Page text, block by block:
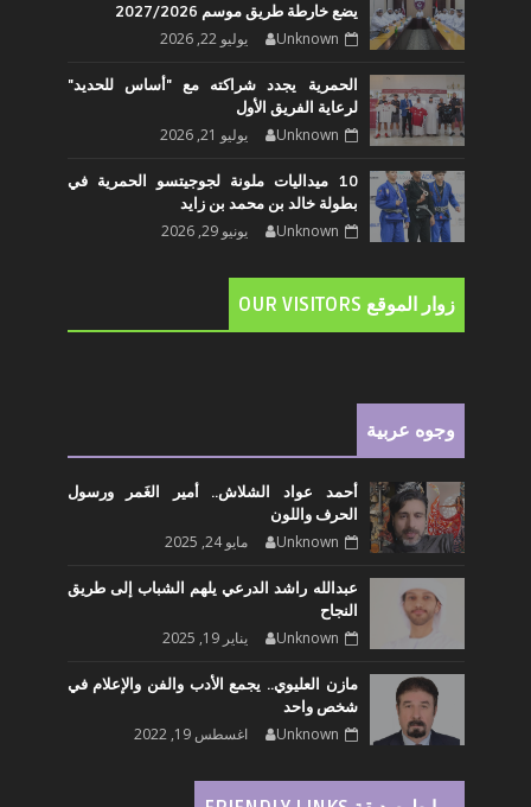
يضع خارطة طريق موسم 2027/2026
Unknown يوليو 22, 2026
الحمرية يجدد شراكته مع "أساس للحديد"
لرعاية الفريق الأول
Unknown يوليو 21, 2026
10 ميداليات ملونة لجوجيتسو الحمرية في
بطولة خالد بن محمد بن زايد
Unknown يونيو 29, 2026
زوار الموقع OUR VISITORS
وجوه عربية
أحمد عواد الشلاش.. أمير الغَمر ورسول
الحرف واللون
Unknown مايو 24, 2025
عبدالله راشد الدرعي يلهم الشباب إلى طريق
النجاح
Unknown يناير 19, 2025
مازن العليوي.. يجمع الأدب والفن والإعلام في
شخص واحد
Unknown اغسطس 19, 2022